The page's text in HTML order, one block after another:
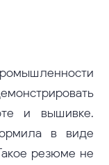
и вышивке.
в виде
резюме не